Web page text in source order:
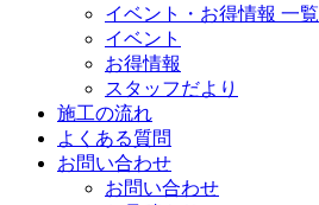
イベント・お得情報 一覧
イベント
お得情報
スタッフだより
施工の流れ
よくある質問
お問い合わせ
お問い合わせ